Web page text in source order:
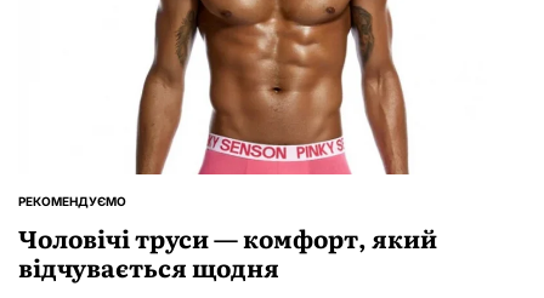
ОПУБЛІКУВАТИ
РЕКОМЕНДУЄМО
Чоловічі труси — комфорт, який
відчувається щодня